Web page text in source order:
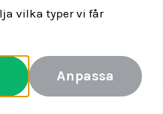
vilka typer vi får
Anpassa